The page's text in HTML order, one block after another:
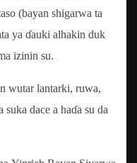
(bayan shigarwa ta
ya ɗauki alhakin duk
izinin su.
wutar lantarki, ruwa,
dace a haɗa su da